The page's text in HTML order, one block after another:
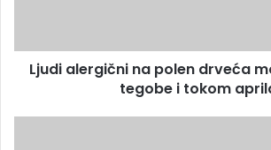
Ljudi alergični na polen drveća
tegobe i tokom